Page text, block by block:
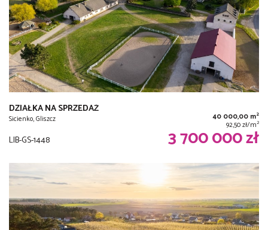
DZIAŁKA NA SPRZEDAŻ
Sicienko, Gliszcz 40 000,00 m2
92,50 zł/m2
LIB-GS-1448 3 700 000 zł